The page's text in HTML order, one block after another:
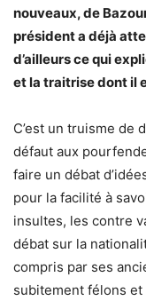
nouveaux,de
président a déjà
d’ailleurs ce qui
et la traitrise dont il
C’est un truisme de
défaut aux
faire un débat
pour la facilité à
insultes, les contre
débat sur la
compris par ses
subitement félons et